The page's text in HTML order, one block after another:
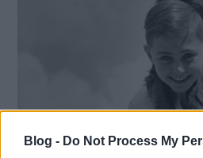
Blog - Do Not Process My